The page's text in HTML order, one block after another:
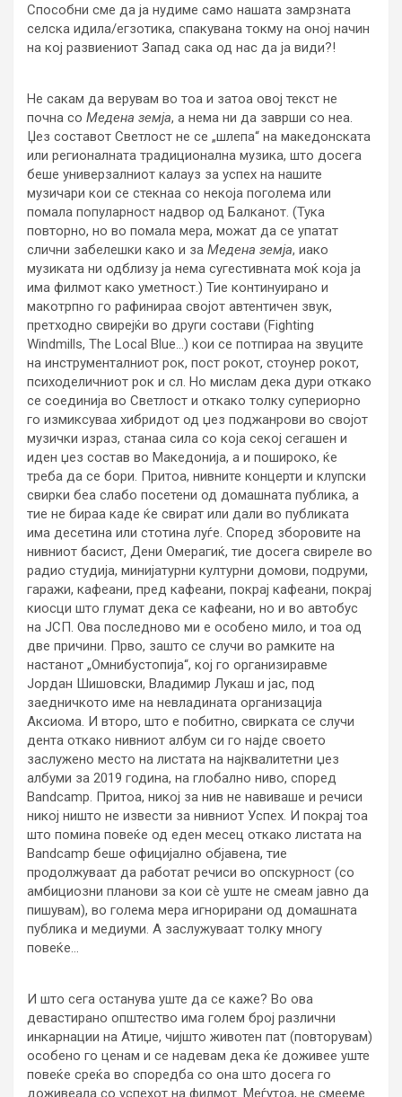
Способни сме да ја нудиме само нашата замрзната
селска идила/егзотика, спакувана токму на оној начин
на кој развиениот Запад сака од нас да ја види?!
Не сакам да верувам во тоа и затоа овој текст не
почна со Медена земја, а нема ни да заврши со неа.
Џез составот Светлост не се „шлепа“ на македонската
или регионалната традиционална музика, што досега
беше универзалниот калауз за успех на нашите
музичари кои се стекнаа со некоја поголема или
помала популарност надвор од Балканот. (Тука
повторно, но во помала мера, можат да се упатат
слични забелешки како и за Медена земја, иако
музиката ни одблизу ја нема сугестивната моќ која ја
има филмот како уметност.) Тие континуирано и
макотрпно го рафинираа својот автентичен звук,
претходно свирејќи во други состави (Fighting
Windmills, The Local Blue…) кои се потпираа на звуците
на инструменталниот рок, пост рокот, стоунер рокот,
психоделичниот рок и сл. Но мислам дека дури откако
се соединија во Светлост и откако толку супериорно
го измиксуваа хибридот од џез поджанрови во својот
музички израз, станаа сила со која секој сегашен и
иден џез состав во Македонија, а и пошироко, ќе
треба да се бори. Притоа, нивните концерти и клупски
свирки беа слабо посетени од домашната публика, а
тие не бираа каде ќе свират или дали во публиката
има десетина или стотина луѓе. Според зборовите на
нивниот басист, Дени Омерагиќ, тие досега свиреле во
радио студија, минијатурни културни домови, подруми,
гаражи, кафеани, пред кафеани, покрај кафеани, покрај
киосци што глумат дека се кафеани, но и во автобус
на ЈСП. Ова последново ми е особено мило, и тоа од
две причини. Прво, зашто се случи во рамките на
настанот „Омнибустопија“, кој го организиравме
Јордан Шишовски, Владимир Лукаш и јас, под
заедничкото име на невладината организација
Аксиома. И второ, што е побитно, свирката се случи
дента откако нивниот албум си го најде своето
заслужено место на листата на најквалитетни џез
албуми за 2019 година, на глобално ниво, според
Bandcamp. Притоа, никој за нив не навиваше и речиси
никој ништо не извести за нивниот Успех. И покрај тоа
што помина повеќе од еден месец откако листата на
Bandcamp беше официјално објавена, тие
продолжуваат да работат речиси во опскурност (со
амбициозни планови за кои сè уште не смеам јавно да
пишувам), во голема мера игнорирани од домашната
публика и медиуми. А заслужуваат толку многу
повеќе…
И што сега останува уште да се каже? Во ова
девастирано општество има голем број различни
инкарнации на Атиџе, чијшто животен пат (повторувам)
особено го ценам и се надевам дека ќе доживее уште
повеќе среќа во споредба со она што досега го
доживеала со успехот на филмот. Меѓутоа, не смееме